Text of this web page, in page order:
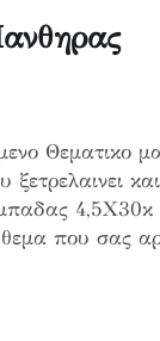
Θεματικο
4,5Χ30κ
που σας